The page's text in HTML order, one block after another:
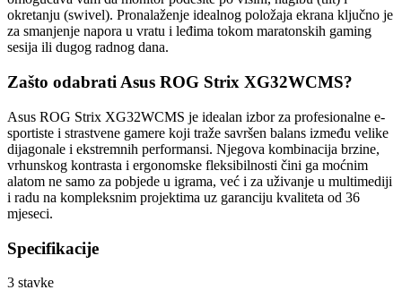
okretanju (swivel). Pronalaženje idealnog položaja ekrana ključno je
za smanjenje napora u vratu i leđima tokom maratonskih gaming
sesija ili dugog radnog dana.
Zašto odabrati Asus ROG Strix XG32WCMS?
Asus ROG Strix XG32WCMS je idealan izbor za profesionalne e-
sportiste i strastvene gamere koji traže savršen balans između velike
dijagonale i ekstremnih performansi. Njegova kombinacija brzine,
vrhunskog kontrasta i ergonomske fleksibilnosti čini ga moćnim
alatom ne samo za pobjede u igrama, već i za uživanje u multimediji
i radu na kompleksnim projektima uz garanciju kvaliteta od 36
mjeseci.
Specifikacije
3 stavke